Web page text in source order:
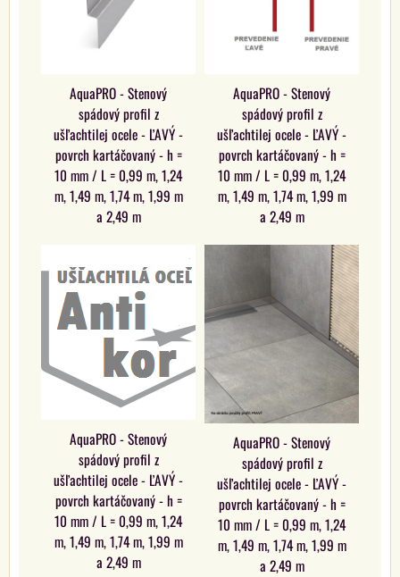
AquaPRO - Stenový
spádový profil z
ušľachtilej ocele - ĽAVÝ -
povrch kartáčovaný - h =
10 mm / L = 0,99 m, 1,24
m, 1,49 m, 1,74 m, 1,99 m
a 2,49 m
AquaPRO - Stenový
spádový profil z
ušľachtilej ocele - ĽAVÝ -
povrch kartáčovaný - h =
10 mm / L = 0,99 m, 1,24
m, 1,49 m, 1,74 m, 1,99 m
a 2,49 m
AquaPRO - Stenový
spádový profil z
ušľachtilej ocele - ĽAVÝ -
povrch kartáčovaný - h =
10 mm / L = 0,99 m, 1,24
m, 1,49 m, 1,74 m, 1,99 m
a 2,49 m
AquaPRO - Stenový
spádový profil z
ušľachtilej ocele - ĽAVÝ -
povrch kartáčovaný - h =
10 mm / L = 0,99 m, 1,24
m, 1,49 m, 1,74 m, 1,99 m
a 2,49 m